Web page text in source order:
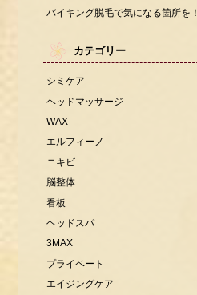
バイキング脱毛で気になる箇所を！
カテゴリー
シミケア
ヘッドマッサージ
WAX
エルフィーノ
ニキビ
脳整体
看板
ヘッドスパ
3MAX
プライベート
エイジングケア